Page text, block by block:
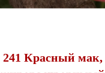
241 Красный мак,